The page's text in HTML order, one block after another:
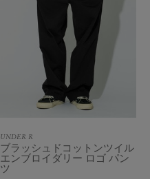
UNDER R
ブラッシュドコットンツイル
エンブロイダリー ロゴ パン
ツ